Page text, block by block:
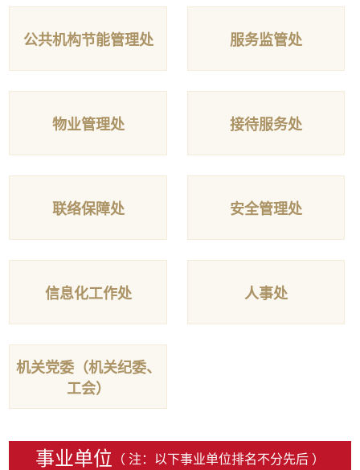
公共机构节能管理处 服务监管处
物业管理处 接待服务处
联络保障处 安全管理处
信息化工作处 人事处
机关党委（机关纪委、
工会）
事业单位 （ 注：以下事业单位排名不分先后 ）